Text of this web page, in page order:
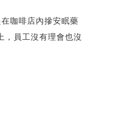
咖啡店內摻安眠藥
，員工沒有理會也沒